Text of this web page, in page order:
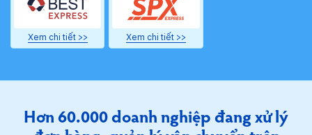
Xem chi tiết >> Xem chi tiết >>
Hơn 60.000 doanh nghiệp đang xử lý